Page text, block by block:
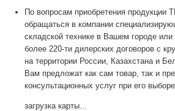
По вопросам приобретения продукции
обращаться в компании
складской технике в Вашем городе
более 220-ти дилерских договоров с
на территории России, Казахстана и
Вам предложат как сам товар, так и
консультационных услуг при его выборе
загрузка карты...